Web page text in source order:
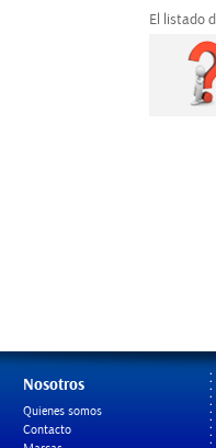
El listado
Nosotros
Quienes somos
Contacto